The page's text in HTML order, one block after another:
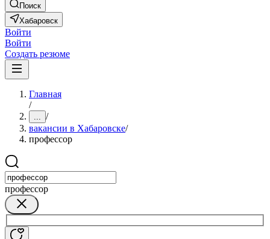
Поиск
Хабаровск
Войти
Войти
Создать резюме
Главная
/
... /
вакансии в Хабаровске/
профессор
профессор